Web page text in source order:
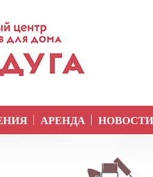
АРЕНДА НОВОСТИ